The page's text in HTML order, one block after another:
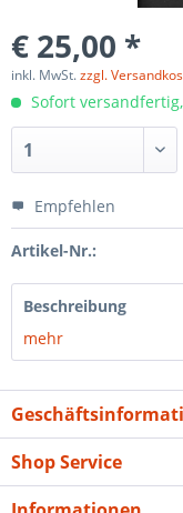
€ 25,00 *
inkl. MwSt.zzgl.
Sofort
Empfehlen
Artikel-Nr.:
Beschreibung
mehr
Shop Service